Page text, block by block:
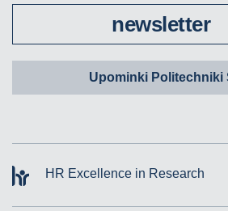
newsletter
Upominki Politechniki
HR Excellence in Research